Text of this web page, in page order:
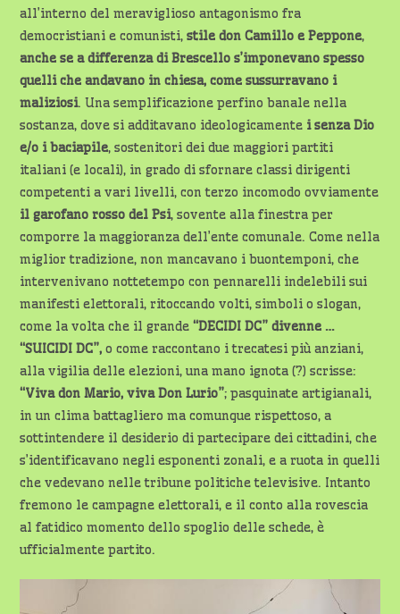
all’interno del meraviglioso antagonismo fra
democristiani e comunisti,stile don Camillo e Peppone,
anche se a differenza di Brescello s’imponevano spesso
quelli che andavano in chiesa, come sussurravano i
maliziosi. Una semplificazione perfino banale nella
sostanza, dove si additavano ideologicamente i senza Dio
e/o i baciapile, sostenitori dei due maggiori partiti
italiani (e locali), in grado di sfornare classi dirigenti
competenti a vari livelli, con terzo incomodo ovviamente
il garofano rosso del Psi, sovente alla finestra per
comporre la maggioranza dell’ente comunale. Come nella
miglior tradizione, non mancavano i buontemponi, che
intervenivano nottetempo con pennarelli indelebili sui
manifesti elettorali, ritoccando volti, simboli o slogan,
come la volta che il grande“DECIDI DC” divenne …
“SUICIDI DC”,o come raccontano i trecatesi più anziani,
alla vigilia delle elezioni, una mano ignota (?) scrisse:
“Viva don Mario, viva Don Lurio”; pasquinate artigianali,
in un clima battagliero ma comunque rispettoso, a
sottintendere il desiderio di partecipare dei cittadini, che
s’identificavano negli esponenti zonali, e a ruota in quelli
che vedevano nelle tribune politiche televisive. Intanto
fremono le campagne elettorali, e il conto alla rovescia
al fatidico momento dello spoglio delle schede, è
ufficialmente partito.